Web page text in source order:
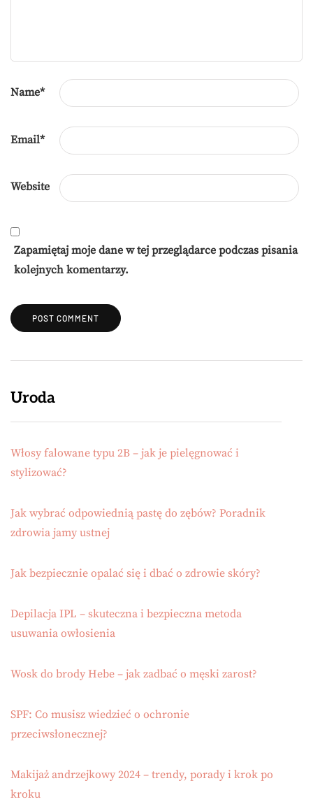
Name*
Email*
Website
Zapamiętaj moje dane w tej przeglądarce podczas pisania
kolejnych komentarzy.
Uroda
Włosy falowane typu 2B – jak je pielęgnować i
stylizować?
Jak wybrać odpowiednią pastę do zębów? Poradnik
zdrowia jamy ustnej
Jak bezpiecznie opalać się i dbać o zdrowie skóry?
Depilacja IPL – skuteczna i bezpieczna metoda
usuwania owłosienia
Wosk do brody Hebe – jak zadbać o męski zarost?
SPF: Co musisz wiedzieć o ochronie
przeciwsłonecznej?
Makijaż andrzejkowy 2024 – trendy, porady i krok po
kroku